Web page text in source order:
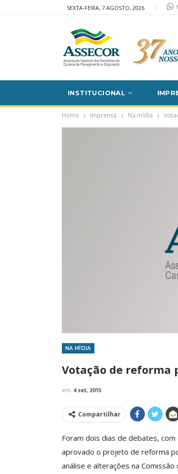
SEXTA-FEIRA, 7 AGOSTO, 2026
INSTITUCIONAL
Home Imprensa Na mídia
NA MÍDIA
Votação de reforma
em 4 set, 2015
Compartilhar
Foram dois dias de debates,
aprovado o projeto de reforma
análise e alterações na